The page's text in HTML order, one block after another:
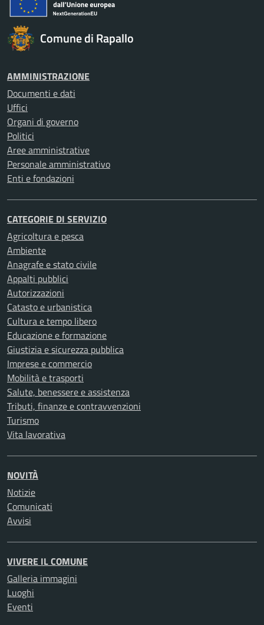
Comune di Rapallo
AMMINISTRAZIONE
Documenti e dati
Uffici
Organi di governo
Politici
Aree amministrative
Personale amministrativo
Enti e fondazioni
CATEGORIE DI SERVIZIO
Agricoltura e pesca
Ambiente
Anagrafe e stato civile
Appalti pubblici
Autorizzazioni
Catasto e urbanistica
Cultura e tempo libero
Educazione e formazione
Giustizia e sicurezza pubblica
Imprese e commercio
Mobilità e trasporti
Salute, benessere e assistenza
Tributi, finanze e contravvenzioni
Turismo
Vita lavorativa
NOVITÀ
Notizie
Comunicati
Avvisi
VIVERE IL COMUNE
Galleria immagini
Luoghi
Eventi